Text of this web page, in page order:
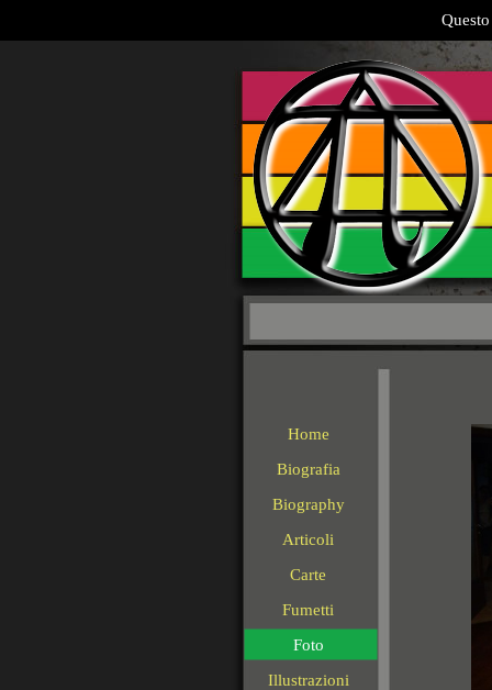
Home
Biografia
Biography
Articoli
Carte
Fumetti
Foto
Illustrazioni